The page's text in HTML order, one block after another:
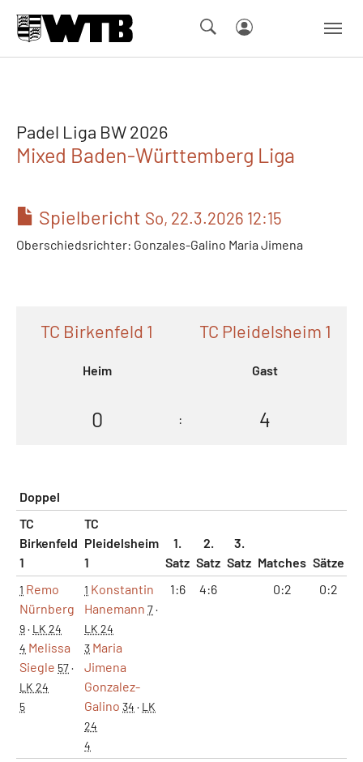
Padel Liga BW 2026
Mixed Baden-Württemberg Liga
Spielbericht So, 22.3.2026 12:15
Oberschiedsrichter: Gonzales-Galino Maria Jimena
TC Birkenfeld 1
Heim
TC Pleidelsheim 1
Gast
0 : 4
Doppel
TC
Birkenfeld
1
TC
Pleidelsheim
1
1.
Satz
2.
Satz
3.
Satz Matches Sätze
1 Remo
Nürnberg
9· LK 24
4 Melissa
Siegle 57·
LK 24
5
1 Konstantin
Hanemann 7·
LK 24
3 Maria
Jimena
Gonzalez-
Galino 34 · LK
24
4
1:6 4:6 0:2 0:2